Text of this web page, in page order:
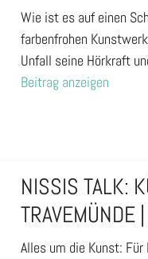
Wie ist es auf einen
farbenfrohen
Unfall seine Hörkraft
Beitrag anzeigen
NISSIS TALK:
TRAVEMÜNDE
Alles um die Kunst: